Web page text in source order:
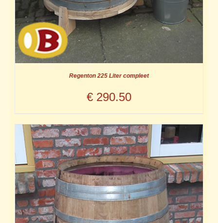
Regenton 225 Liter compleet
€ 290.50